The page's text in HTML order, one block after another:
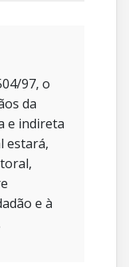
97, o
da
e indireta
estará,
e à